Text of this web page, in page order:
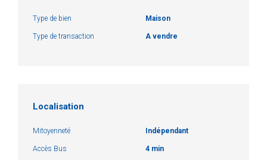
Type de bien Maison
Type de transaction A vendre
Localisation
Mitoyenneté Indépendant
Accès Bus 4 min